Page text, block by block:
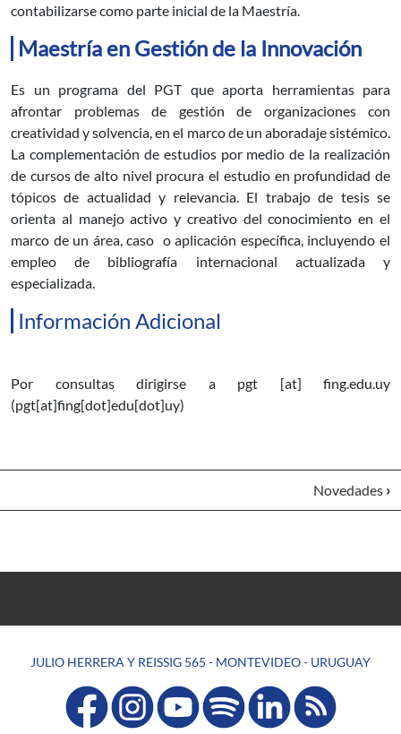
contabilizarse como parte inicial de la Maestría.
Maestría en Gestión de la Innovación
Es un programa del PGT que aporta herramientas para
afrontar problemas de gestión de organizaciones con
creatividad y solvencia, en el marco de un aboradaje sistémico.
La complementación de estudios por medio de la realización
de cursos de alto nivel procura el estudio en profundidad de
tópicos de actualidad y relevancia. El trabajo de tesis se
orienta al manejo activo y creativo del conocimiento en el
marco de un área, caso o aplicación específica, incluyendo el
empleo de bibliografía internacional actualizada y
especializada.
Información Adicional
Por consultas dirigirse a pgt [at] fing.edu.uy
(pgt[at]fing[dot]edu[dot]uy)
Novedades ›
JULIO HERRERA Y REISSIG 565 - MONTEVIDEO - URUGUAY